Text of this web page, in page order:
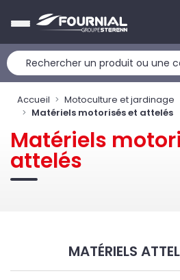
Accueil
Motoculture et jardinage
Matériels motorisés et attelés
Matériels
attelés
MATÉRIELS